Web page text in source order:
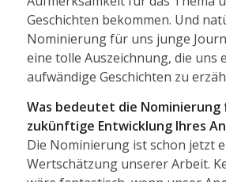
Geschichten bekommen. Und
Nominierung für uns junge
eine tolle Auszeichnung, die uns
aufwändige Geschichten zu
Was bedeutet die Nominierung
zukünftige Entwicklung Ihres
Die Nominierung ist schon jetzt
Wertschätzung unserer Arbeit.